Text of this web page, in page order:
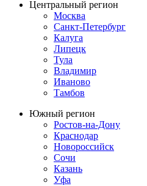
Центральный регион
Москва
Санкт-Петербург
Калуга
Липецк
Тула
Владимир
Иваново
Тамбов
Южный регион
Ростов-на-Дону
Краснодар
Новороссийск
Сочи
Казань
Уфа